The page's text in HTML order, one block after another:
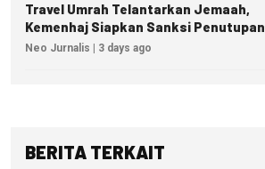
Travel Umrah Telantarkan Jemaah,
Kemenhaj Siapkan Sanksi Penutupan
Izin hingga Pidana
Neo Jurnalis | 3 days ago
BERITA TERKAIT